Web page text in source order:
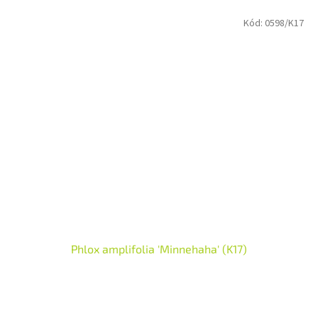
Phlox amplifolia 'Minnehaha' (K17)
Kód: 0598/K17